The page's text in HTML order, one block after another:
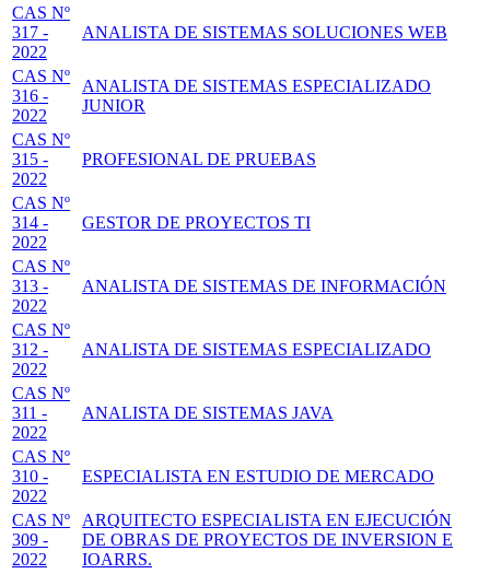
CAS Nº
317 -
2022
ANALISTA DE SISTEMAS SOLUCIONES WEB
CAS Nº
316 -
2022
ANALISTA DE SISTEMAS ESPECIALIZADO
JUNIOR
CAS Nº
315 -
2022
PROFESIONAL DE PRUEBAS
CAS Nº
314 -
2022
GESTOR DE PROYECTOS TI
CAS Nº
313 -
2022
ANALISTA DE SISTEMAS DE INFORMACIÓN
CAS Nº
312 -
2022
ANALISTA DE SISTEMAS ESPECIALIZADO
CAS Nº
311 -
2022
ANALISTA DE SISTEMAS JAVA
CAS Nº
310 -
2022
ESPECIALISTA EN ESTUDIO DE MERCADO
CAS Nº
309 -
2022
ARQUITECTO ESPECIALISTA EN EJECUCIÓN
DE OBRAS DE PROYECTOS DE INVERSION E
IOARRS.